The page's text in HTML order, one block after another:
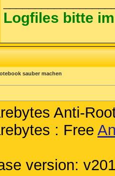
Logfiles bitte
sauber machen
Anti-
: Free
version: